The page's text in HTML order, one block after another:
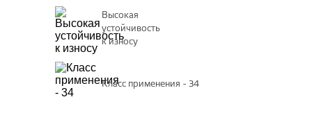
Высокая
устойчивость
к износу
Класс применения - 34